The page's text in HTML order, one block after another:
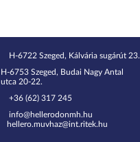
H-6722 Szeged, Kálvária sugárút 23.
H-6753 Szeged, Budai Nagy Antal
utca 20-22.
+36 (62) 317 245
info@hellerodonmh.hu
hellero.muvhaz@int.ritek.hu